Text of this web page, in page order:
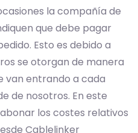
la compañía de
que debe pagar
Esto es debido a
se otorgan de manera
van entrando a cada
de nosotros. En este
los costes relativos
Cablelinker